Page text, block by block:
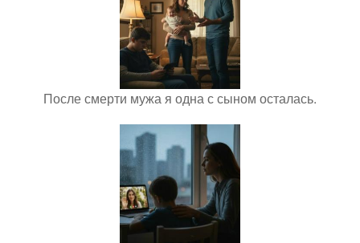
После смерти мужа я одна с сыном осталась.